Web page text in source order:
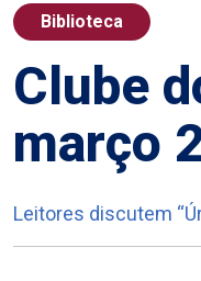
Biblioteca
Clube
março
Leitores discutem